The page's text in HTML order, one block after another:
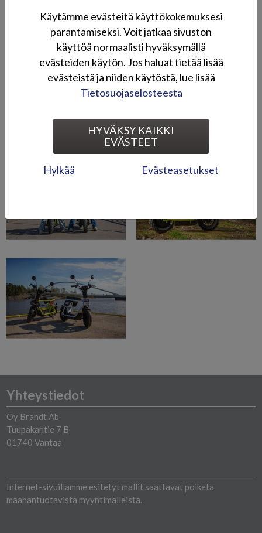
Coopop-sähköskootterit Instagramissa
Kuvagalleria
Yhteystiedot
Oy Brandt Ab
Tuupakantie 7 B
01740 Vantaa
Internet-sivuillamme esitetyt mallit saattavat poiketa
maahantuotavista myyntimalleista.
Käytämme evästeitä käyttökokemuksesi
parantamiseksi. Voit jatkaa sivuston
käyttöä normaalisti hyväksymällä
evästeiden käytön. Jos haluat tietää lisää
evästeistä ja niiden käytöstä, lue lisää
Tietosuojaselosteesta
HYVÄKSY KAIKKI
EVÄSTEET
Hylkää Evästeasetukset